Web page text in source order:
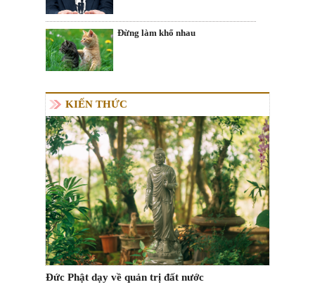
Đừng làm khổ nhau
KIẾN THỨC
Đức Phật dạy về quản trị đất nước